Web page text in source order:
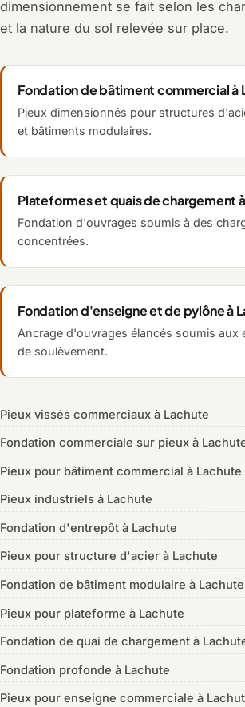
dimensionnement se fait selon les
et la nature du sol relevée sur place.
Fondation de bâtiment commercial à
Pieux dimensionnés pour structures
et bâtiments modulaires.
Plateformes et quais de chargement
Fondation d'ouvrages soumis à des
concentrées.
Fondation d'enseigne et de pylône à
Ancrage d'ouvrages élancés soumis aux
de soulèvement.
Pieux vissés commerciaux à Lachute
Fondation commerciale sur pieux à
Pieux pour bâtiment commercial à Lachute
Pieux industriels à Lachute
Fondation d'entrepôt à Lachute
Pieux pour structure d'acier à Lachute
Fondation de bâtiment modulaire à Lachute
Pieux pour plateforme à Lachute
Fondation de quai de chargement à
Fondation profonde à Lachute
Pieux pour enseigne commerciale à